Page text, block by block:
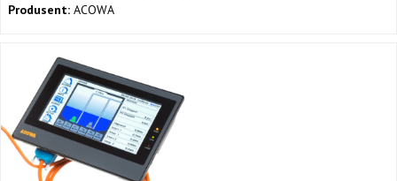
Produsent: ACOWA